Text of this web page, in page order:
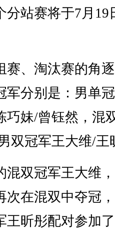
分站赛将于7月19
、淘汰赛的角
军分别是：男单
巧妹/曾钰然，混
双冠军王大维/王
双冠军王大维
次在混双中夺冠
王昕彤配对参加